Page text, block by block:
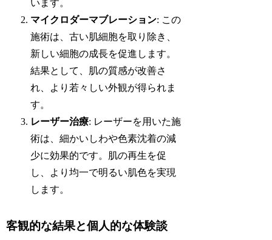
います。
マイクロダーマブレーション: この
施術は、古い肌細胞を取り除き、
新しい細胞の成長を促進します。
結果として、肌の質感が改善さ
れ、より若々しい外観が得られま
す。
レーザー治療: レーザーを用いた施
術は、細かいしわや色素沈着の減
少に効果的です。肌の再生を促
し、より均一で明るい肌色を実現
します。
客観的な結果と個人的な体験談